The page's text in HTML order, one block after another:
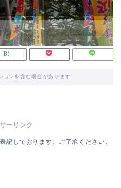
ョンを含む場合があります
ーリンク
記しております。ご了承ください。